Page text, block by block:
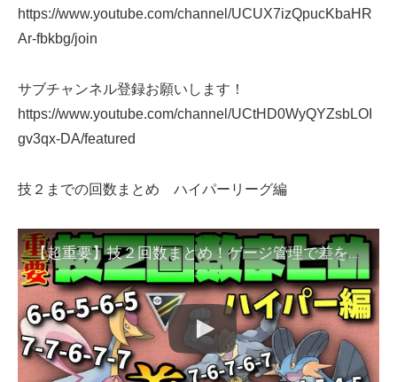
https://www.youtube.com/channel/UCUX7izQpucKbaHR
Ar-fbkbg/join
サブチャンネル登録お願いします！
https://www.youtube.com/channel/UCtHD0WyQYZsbLOI
gv3qx-DA/featured
技２までの回数まとめ ハイパーリーグ編
【超重要】技２回数まとめ！ゲージ管理で差をつけろ！ハイパーリーグ編！【ポケモンGO】